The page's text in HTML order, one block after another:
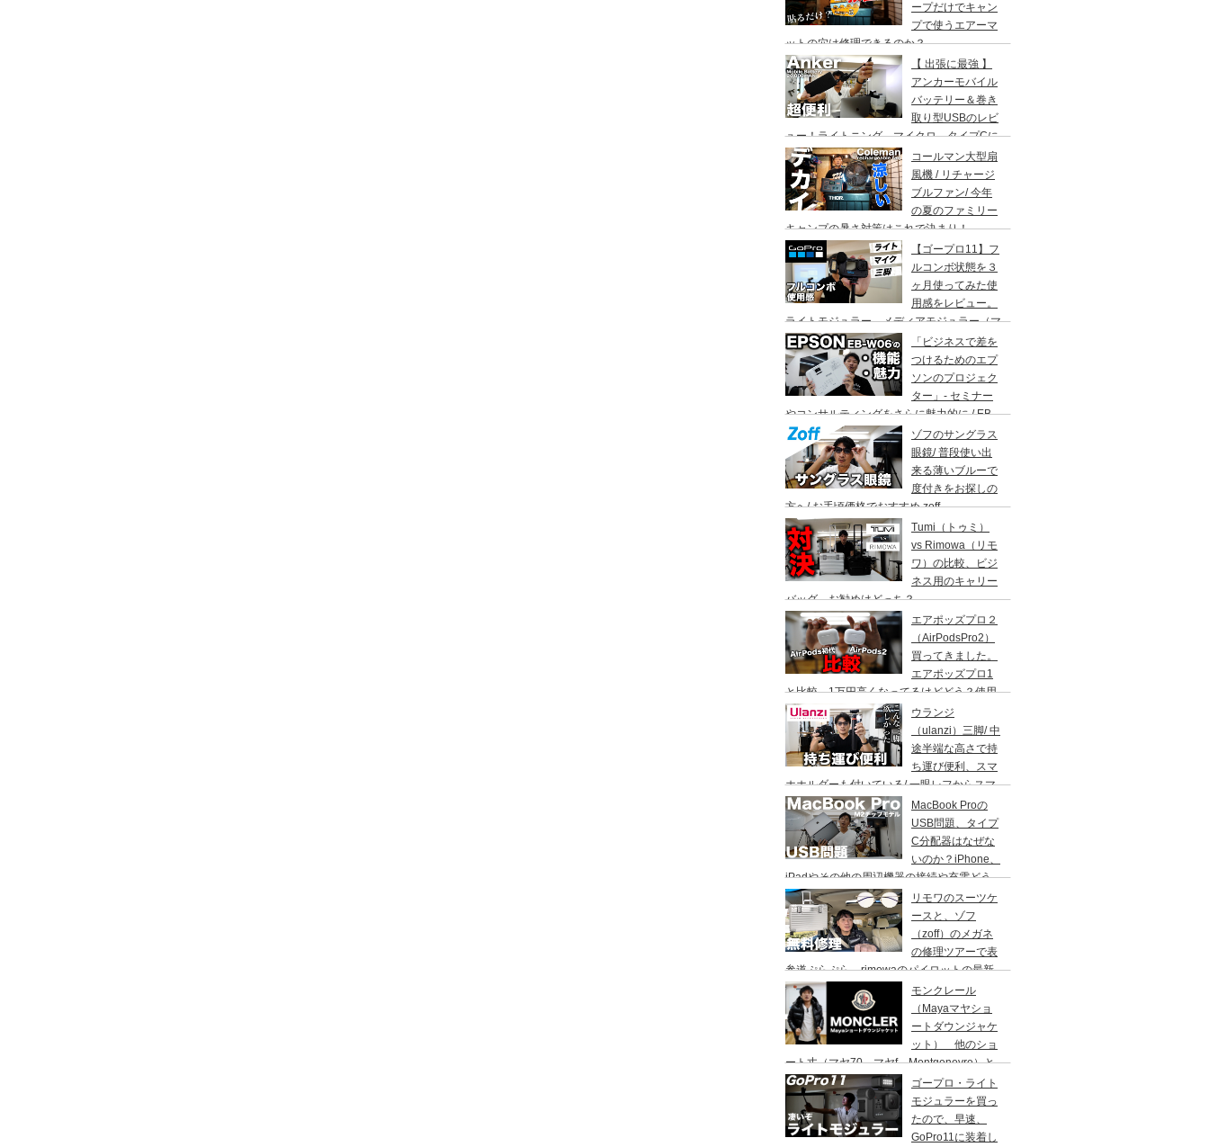
ープだけでキャン
プで使うエアーマ
ットの穴は修理できるのか？
【 出張に最強 】
アンカーモバイル
バッテリー＆巻き
取り型USBのレビ
ュー！ライトニング、マイクロ、タイプCに
対応！
コールマン大型扇
風機 / リチャージ
ブルファン/ 今年
の夏のファミリー
キャンプの暑さ対策はこれで決まり！
【ゴープロ11】フ
ルコンボ状態を３
ヶ月使ってみた使
用感をレビュー。
ライトモジュラー、メディアモジュラー（マ
イク）、ミニ三脚（ウランジ）の３点セッ
ト。
「ビジネスで差を
つけるためのエプ
ソンのプロジェク
ター」- セミナー
やコンサルティングをさらに魅力的に / EB-
W06の機能と魅力に迫る
ゾフのサングラス
眼鏡/ 普段使い出
来る薄いブルーで
度付きをお探しの
方へ/ お手頃価格でおすすめ zoff
Tumi（トゥミ）
vs Rimowa（リモ
ワ）の比較、ビジ
ネス用のキャリー
バッグ、お勧めはどっち？
エアポッズプロ２
（AirPodsPro2）
買ってきました。
エアポッズプロ1
と比較。1万円高くなってるけどどう？使用
感、AirPods歴6年
ウランジ
（ulanzi）三脚/ 中
途半端な高さで持
ち運び便利、スマ
ホホルダーも付いている/ 一眼レフからスマ
ホまで何でもOK/ MT-44
MacBook Proの
USB問題、タイプ
C分配器はなぜな
いのか？iPhone、
iPadやその他の周辺機器の接続や充電どう
してますか？M2チップモデルの話です。
リモワのスーツケ
ースと、ゾフ
（zoff）のメガネ
の修理ツアーで表
参道ぷらぷら。rimowaのパイロットの最新
情報も
モンクレール
（Mayaマヤショ
ートダウンジャケ
ット） 他のショ
ート丈（マヤ70、マヤf、Montgenevre）と
もちょっと比較。
ゴープロ・ライト
モジュラーを買っ
たので、早速、
GoPro11に装着し